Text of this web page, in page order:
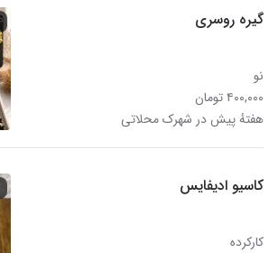
گیره روسری
نو
۴۰۰,۰۰۰ تومان
هفتهٔ پیش در شهرک محلاتی
کاسیو ادیفایس
کارکرده